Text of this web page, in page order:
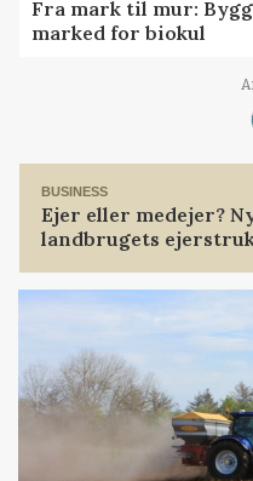
Fra mark til mur:
marked for biokul
BUSINESS
Ejer eller medejer?
landbrugets